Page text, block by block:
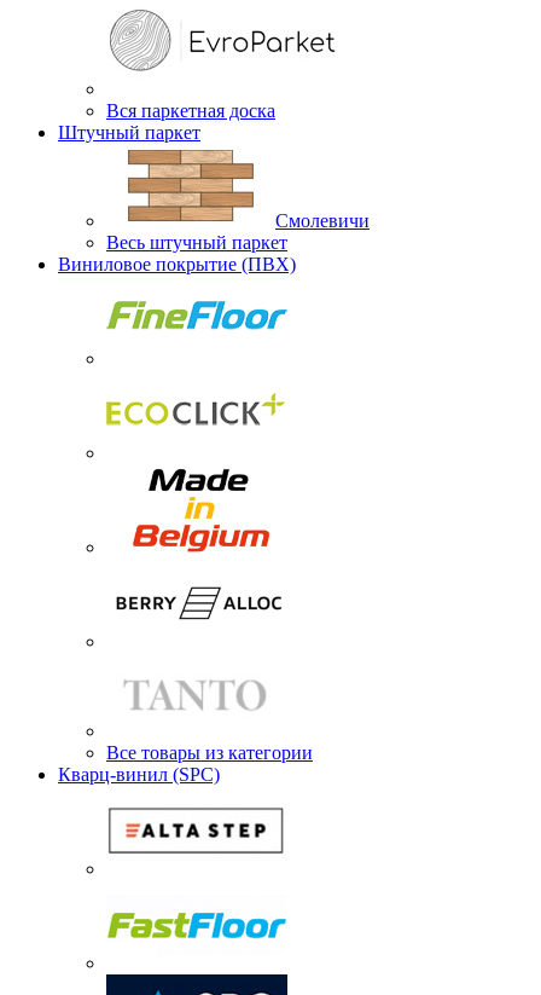
Вся паркетная доска
Штучный паркет
Смолевичи
Весь штучный паркет
Виниловое покрытие (ПВХ)
Все товары из категории
Кварц-винил (SPC)